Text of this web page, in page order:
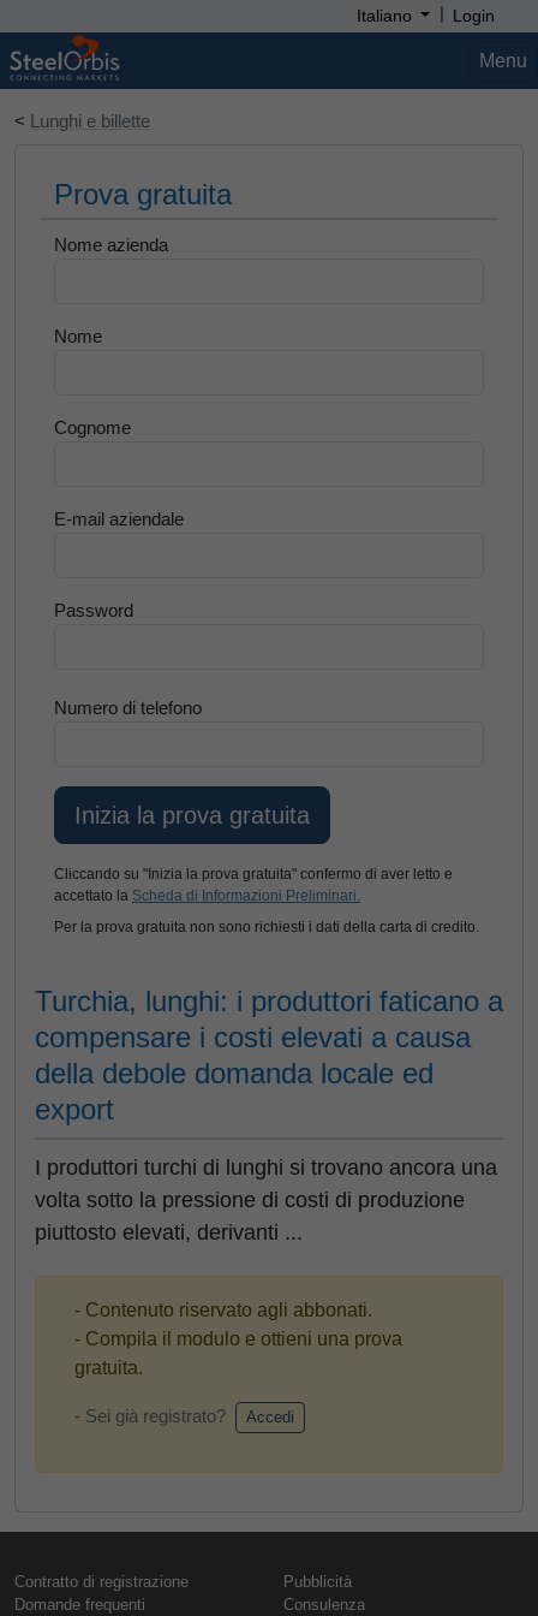
Italiano | Login
Menu
< Lunghi e billette
Prova gratuita
Nome azienda
Nome
Cognome
E-mail aziendale
Password
Numero di telefono
Cliccando su "Inizia la prova gratuita" confermo di aver letto e
accettato la Scheda di Informazioni Preliminari.
Per la prova gratuita non sono richiesti i dati della carta di credito.
Turchia, lunghi: i produttori faticano a
compensare i costi elevati a causa
della debole domanda locale ed
export
I produttori turchi di lunghi si trovano ancora una
volta sotto la pressione di costi di produzione
piuttosto elevati, derivanti ...
- Contenuto riservato agli abbonati.
- Compila il modulo e ottieni una prova
gratuita.
- Sei già registrato? Accedi
Contratto di registrazione
Domande frequenti
Pubblicità
Consulenza